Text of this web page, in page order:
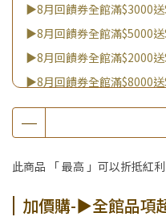
▶8月回饋券全館滿$3000
▶8月回饋券全館滿$5000
▶8月回饋券全館滿$2000
▶8月回饋券全館滿$8000
▶消費滿999｜享超值價
▶全館不限消費金額｜享超
▶王國加購活動 訂單享超值
▶全館品項超殺加購活動開
此商品 「 最高 」可以折抵紅利
加價購-▶全館品項